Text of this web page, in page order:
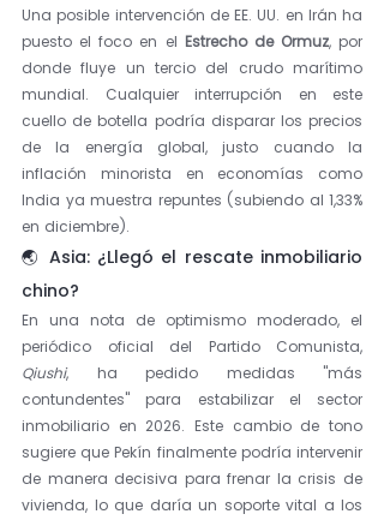
Una posible intervención de EE. UU. en Irán ha
puesto el foco en el Estrecho de Ormuz, por
donde fluye un tercio del crudo marítimo
mundial. Cualquier interrupción en este
cuello de botella podría disparar los precios
de la energía global, justo cuando la
inflación minorista en economías como
India ya muestra repuntes (subiendo al 1,33%
en diciembre).
🌏 Asia: ¿Llegó el rescate inmobiliario
chino?
En una nota de optimismo moderado, el
Qiushi, ha pedido medidas "más
contundentes" para estabilizar el sector
inmobiliario en 2026. Este cambio de tono
sugiere que Pekín finalmente podría intervenir
de manera decisiva para frenar la crisis de
vivienda, lo que daría un soporte vital a los